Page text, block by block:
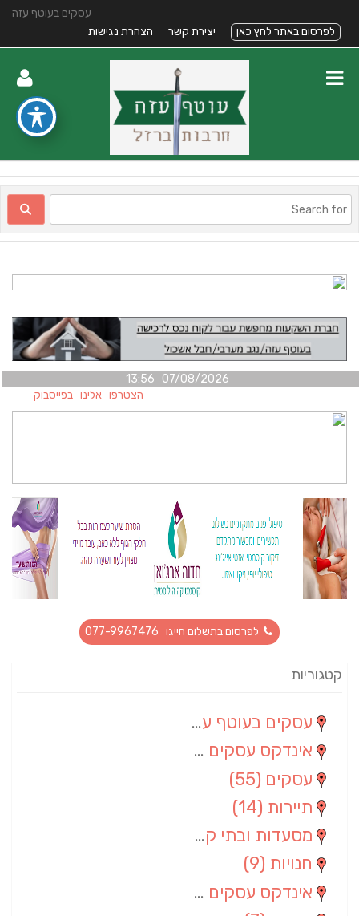
עסקים בעוטף עזה
לפרסום באתר לחץ כאן
יצירת קשר הצהרת נגישות
07/08/2026 13:56
הצטרפו אלינו בפייסבוק
לפרסום בתשלום חייגו 077-9967476
קטגוריות
עסקים בעוטף עזה
אינדקס עסקים מרחבי
עסקים (55)
תיירות (14)
מסעדות ובתי קפה
חנויות (9)
אינדקס עסקים ארצי